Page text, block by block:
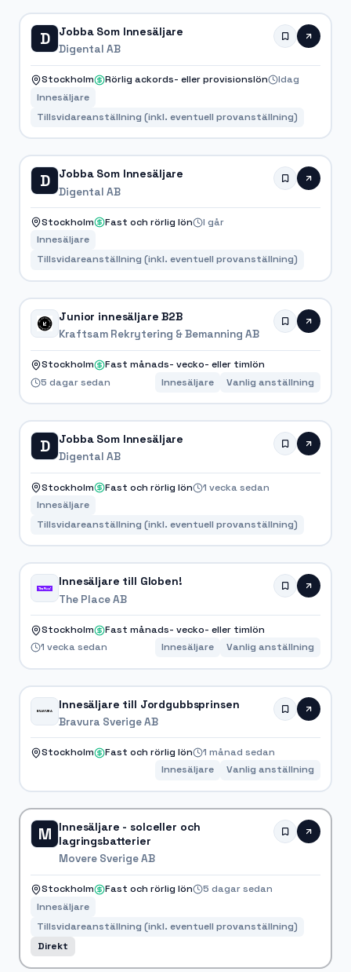
D Jobba Som Innesäljare
Digental AB
Stockholm Rörlig ackords- eller provisionslön
Idag
Innesäljare
Tillsvidareanställning (inkl. eventuell provanställning)
D Jobba Som Innesäljare
Digental AB
Stockholm Fast och rörlig lön
I går
Innesäljare
Tillsvidareanställning (inkl. eventuell provanställning)
Junior innesäljare B2B
Kraftsam Rekrytering & Bemanning AB
Stockholm
Fast månads- vecko- eller timlön
5 dagar sedan
Innesäljare Vanlig anställning
D Jobba Som Innesäljare
Digental AB
Stockholm Fast och rörlig lön
1 vecka sedan
Innesäljare
Tillsvidareanställning (inkl. eventuell provanställning)
Innesäljare till Globen!
The Place AB
Stockholm
Fast månads- vecko- eller timlön
1 vecka sedan
Innesäljare Vanlig anställning
Innesäljare till Jordgubbsprinsen
Bravura Sverige AB
Stockholm Fast och rörlig lön
1 månad sedan
Innesäljare
Vanlig anställning
M
Innesäljare - solceller och
lagringsbatterier
Movere Sverige AB
Stockholm Fast och rörlig lön
5 dagar sedan
Innesäljare
Tillsvidareanställning (inkl. eventuell provanställning)
Direkt